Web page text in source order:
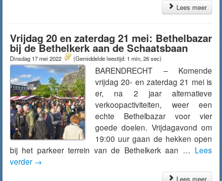
Lees meer
Vrijdag 20 en zaterdag 21 mei: Bethelbazar
bij de Bethelkerk aan de Schaatsbaan
Dinsdag 17 mei 2022 (Gemiddelde leestijd: 1 min, 26 sec)
BARENDRECHT – Komende
vrijdag 20- en zaterdag 21 mei is
er, na 2 jaar alternatieve
verkoopactiviteiten, weer een
echte Bethelbazar voor vier
goede doelen. Vrijdagavond om
19:00 uur gaan de hekken open
bij het parkeer terrein van de Bethelkerk aan … Lees
verder →
Lees meer